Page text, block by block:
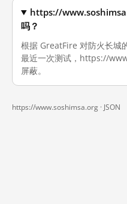
https://
吗？
根据 GreatFire 对防火长城
最近一次测试，https://
屏蔽。
https://www.soshimsa.org · JSON